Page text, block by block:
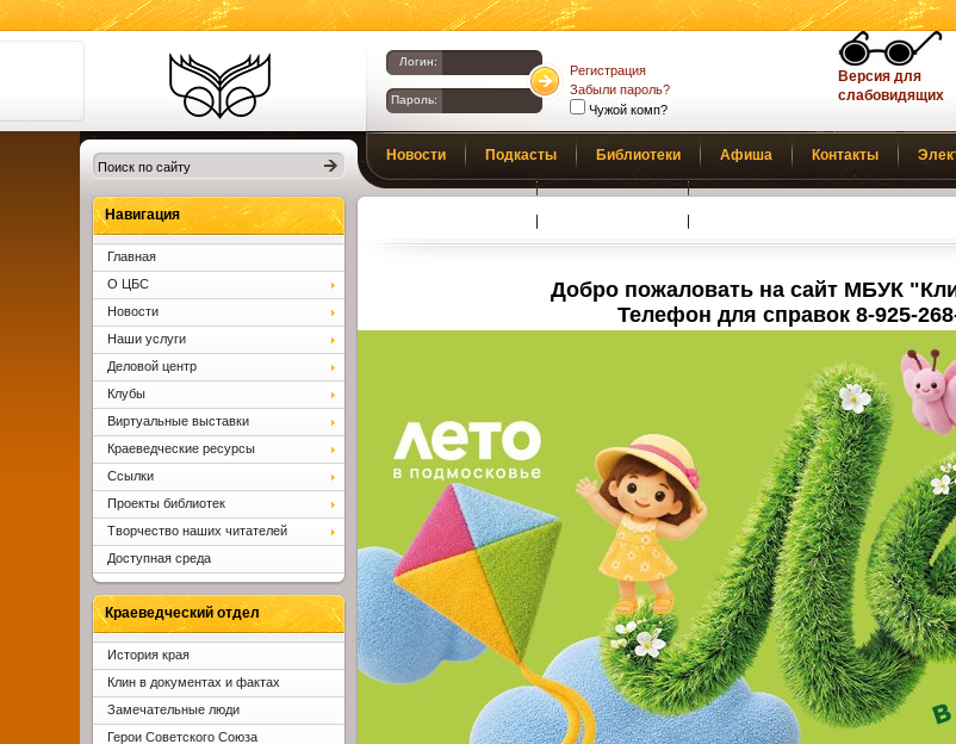
Библиотеки
Клина. Клинская
ЦБС.
Логин:
Пароль:
Регистрация
Забыли пароль?
Чужой комп?
Версия для
слабовидящих
Новости Подкасты Библиотеки Афиша Контакты
Добро пожаловать на сайт МБУК
Телефон для справок 8-925-
Навигация
Главная
О ЦБС
Новости
Наши услуги
Деловой центр
Клубы
Виртуальные выставки
Краеведческие ресурсы
Ссылки
Проекты библиотек
Творчество наших читателей
Доступная среда
Краеведческий отдел
История края
Клин в документах и фактах
Замечательные люди
Герои Советского Союза